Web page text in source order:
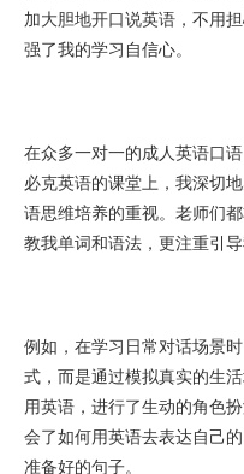
加大胆地开口说英语，不用
强了我的学习自信心。
在众多一对一的成人英语口
必克英语的课堂上，我深切
语思维培养的重视。老师们
教我单词和语法，更注重引
例如，在学习日常对话场景
式，而是通过模拟真实的生
用英语，进行了生动的角色
会了如何用英语去表达自己
准备好的句子。